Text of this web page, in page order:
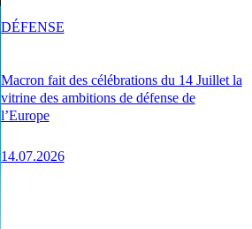
Macron fait des célébrations du 14 Juillet la
vitrine des ambitions de défense de
l’Europe
14.07.2026
DÉFENSE